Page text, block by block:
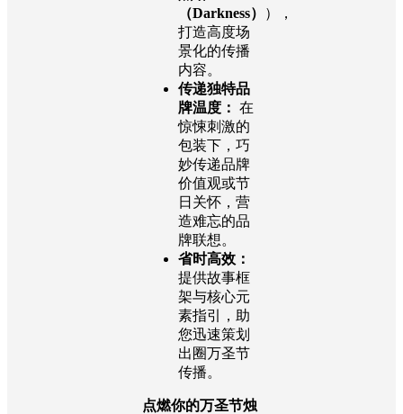
（Darkness）
），
打造高度场
景化的传播
内容。
传递独特品
牌温度： 在
惊悚刺激的
包装下，巧
妙传递品牌
价值观或节
日关怀，营
造难忘的品
牌联想。
省时高效：
提供故事框
架与核心元
素指引，助
您迅速策划
出圈万圣节
传播。
点燃你的万圣节烛